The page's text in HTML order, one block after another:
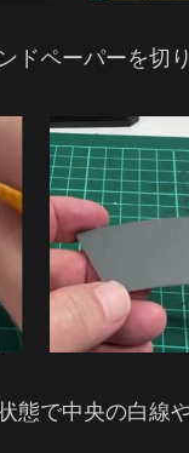
ドペーパーを切
態で中央の白線